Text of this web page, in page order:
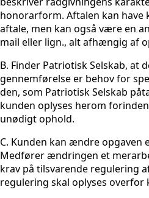
honorarform. Aftalen kan have
aftale, men kan også være en
mail eller lign., alt afhængig af
B. Finder Patriotisk Selskab, at
gennemførelse er behov for
den, som Patriotisk Selskab
kunden oplyses herom
unødigt ophold.
C. Kunden kan ændre opgaven
Medfører ændringen et
krav på tilsvarende regulering
regulering skal oplyses overfor